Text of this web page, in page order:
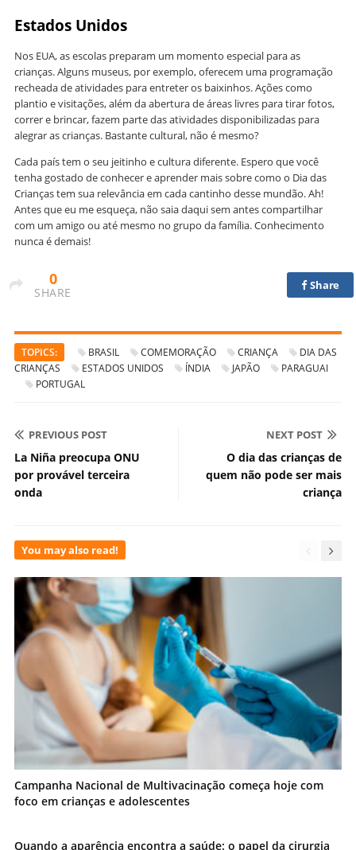
Estados Unidos
Nos EUA, as escolas preparam um momento especial para as
crianças. Alguns museus, por exemplo, oferecem uma programação
recheada de atividades para entreter os baixinhos. Ações como
plantio e visitações, além da abertura de áreas livres para tirar fotos,
correr e brincar, fazem parte das atividades disponibilizadas para
alegrar as crianças. Bastante cultural, não é mesmo?
Cada país tem o seu jeitinho e cultura diferente. Espero que você
tenha gostado de conhecer e aprender mais sobre como o Dia das
Crianças tem sua relevância em cada cantinho desse mundão. Ah!
Antes que eu me esqueça, não saia daqui sem antes compartilhar
com um amigo ou até mesmo no grupo da família. Conhecimento
nunca é demais!
0
SHARE
Share
TOPICS: BRASIL COMEMORAÇÃO CRIANÇA
DIA DAS
CRIANÇAS
ESTADOS UNIDOS ÍNDIA JAPÃO
PARAGUAI
PORTUGAL
PREVIOUS POST
La Niña preocupa ONU
por provável terceira
onda
NEXT POST
O dia das crianças de
quem não pode ser mais
criança
You may also read!
Campanha Nacional de Multivacinação começa hoje com
foco em crianças e adolescentes
Quando a aparência encontra a saúde: o papel da cirurgia